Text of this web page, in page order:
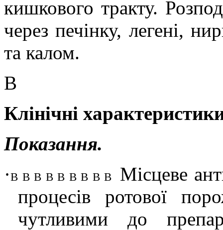
кишкового тракту.
через печінку, легені,
та калом.
В
Клінічні
Показання.
·В В В В В В В В В Місцеве
процесів ротової
чутливими до